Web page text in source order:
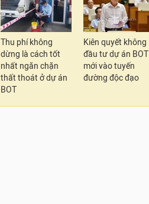
Thu phí không
dừng là cách tốt
nhất ngăn chặn
thất thoát ở dự án
BOT
Kiên quyết không
đầu tư dự án BOT
mới vào tuyến
đường độc đạo